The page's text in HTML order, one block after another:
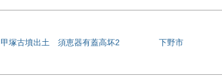
甲塚古墳出土 須恵器有蓋高坏2 下野市